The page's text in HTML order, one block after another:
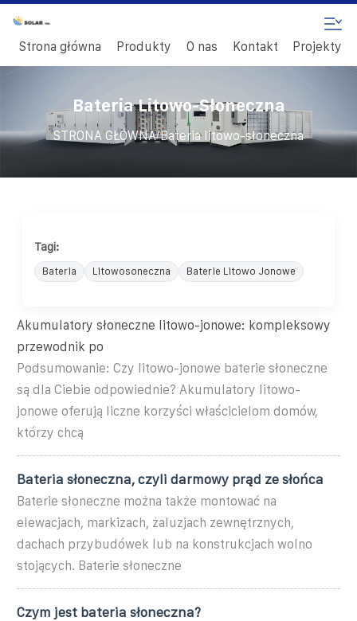
Strona główna Produkty O nas Kontakt Projekty
Bateria Litowo-Słoneczna
STRONA GŁÓWNA/Bateria litowo-słoneczna
Tagi:
Bateria Litowosoneczna Baterie Litowo Jonowe
Akumulatory słoneczne litowo-jonowe: kompleksowy
przewodnik po
Podsumowanie: Czy litowo-jonowe baterie słoneczne
są dla Ciebie odpowiednie? Akumulatory litowo-
jonowe oferują liczne korzyści właścicielom domów,
którzy chcą
Bateria słoneczna, czyli darmowy prąd ze słońca
Baterie słoneczne można także montować na
elewacjach, markizach, żaluzjach zewnętrznych,
dachach przybudówek lub na konstrukcjach wolno
stojących. Baterie słoneczne
Czym jest bateria słoneczna?